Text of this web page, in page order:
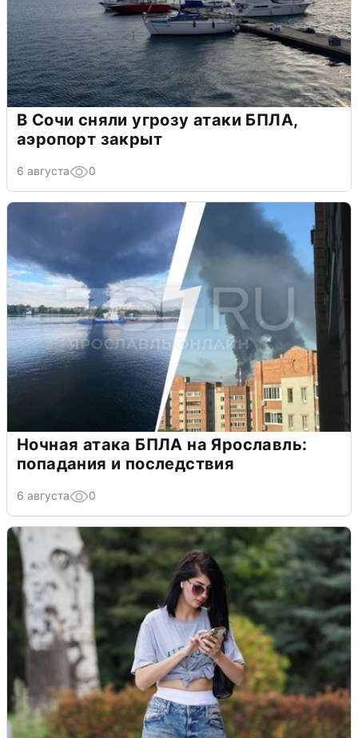
В Сочи сняли угрозу атаки БПЛА,
аэропорт закрыт
6 августа 0
Ночная атака БПЛА на Ярославль:
попадания и последствия
6 августа 0